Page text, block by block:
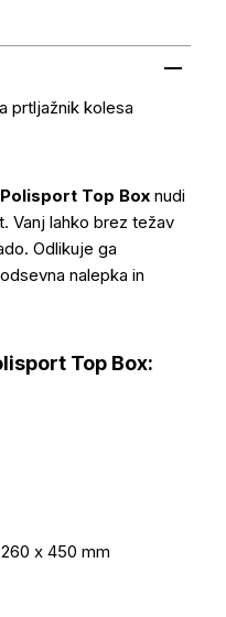
prtljažnik kolesa
Polisport Top Box nudi
Vanj lahko brez težav
Odlikuje ga
nalepka in
Top Box:
x 450 mm